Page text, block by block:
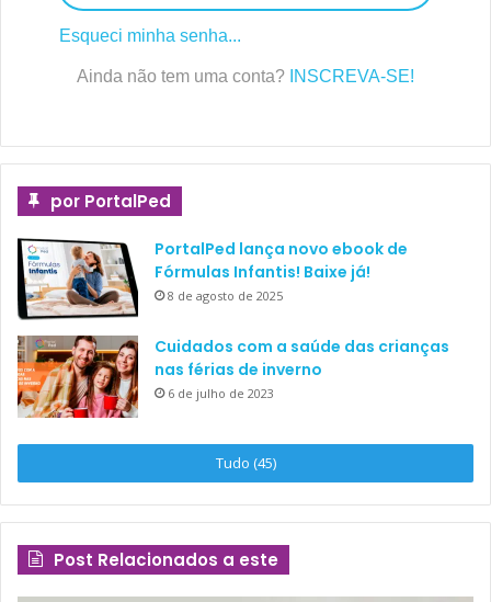
Esqueci minha senha...
Ainda não tem uma conta? INSCREVA-SE!
por PortalPed
PortalPed lança novo ebook de
Fórmulas Infantis! Baixe já!
8 de agosto de 2025
Cuidados com a saúde das crianças
nas férias de inverno
6 de julho de 2023
Tudo (45)
Post Relacionados a este